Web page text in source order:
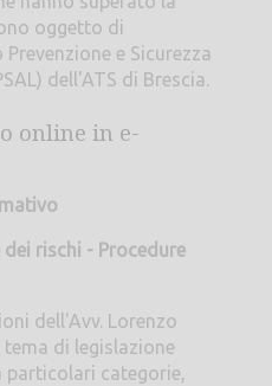
oggetto di
e Sicurezza
dell'ATS di Brescia.
online in e-
dei rischi - Procedure
dell'Avv. Lorenzo
tema di legislazione
particolari categorie,